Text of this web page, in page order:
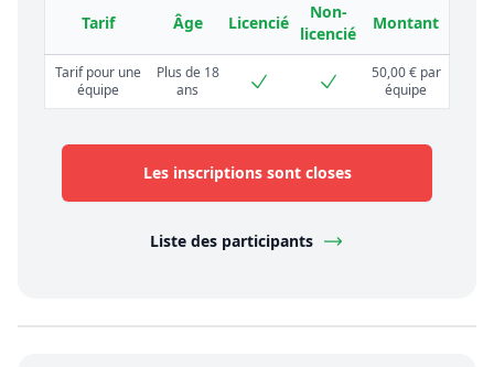
Tarif Âge Licencié
Non-
licencié
Montant
Tarif pour une
équipe
Plus de 18
ans
50,00 € par
équipe
Les inscriptions sont closes
Liste des participants